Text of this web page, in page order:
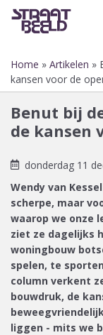
Overslaan
inhoud
gaan
Kruimelpad
Home Artikelen
kansen voor de
Benut bij
de kansen
donderdag 11
Wendy van
scherpe, maar
waarop we onze
ziet ze dagelijks
woningbouw
spelen, te
column verkent
bouwdruk, de
liggen - mits we